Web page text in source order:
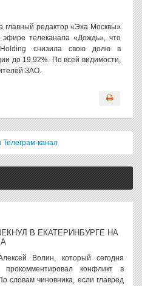
главный редактор «Эха Москвы»
телеканала «Дождь», что
Holding снизила свою долю в
до 19,92%. По всей видимости,
ЗАО.
канал
В ЕКАТЕРИНБУРГЕ НА
Волин, который сегодня
прокомментировал конфликт в
словам чиновника, если главред